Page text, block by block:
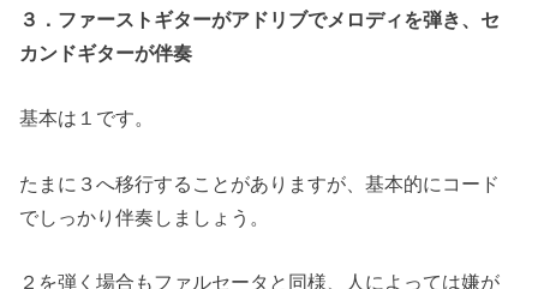
３．ファーストギターがアドリブでメロディを弾き、セ
カンドギターが伴奏
基本は１です。
たまに３へ移行することがありますが、基本的にコード
でしっかり伴奏しましょう。
２を弾く場合もファルセータと同様、人によっては嫌が